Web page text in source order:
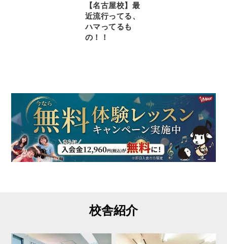
【名古屋校】最
近流行ってる、
ハマってるも
の！！
校舎紹介